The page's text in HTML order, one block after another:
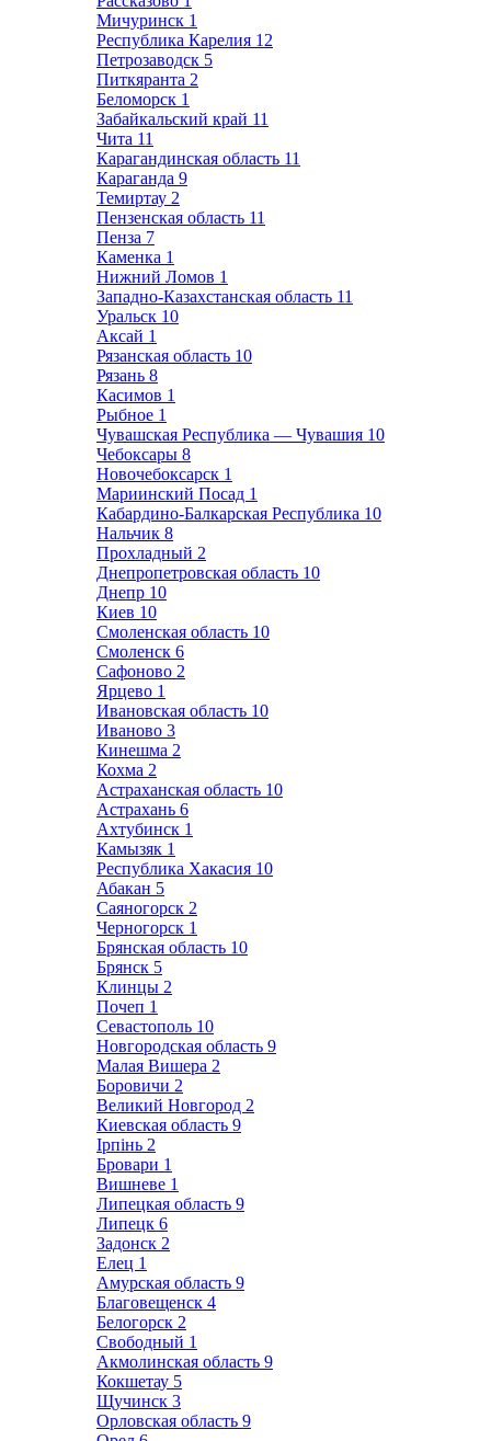
Мичуринск 1
Республика Карелия 12
Петрозаводск 5
Питкяранта 2
Беломорск 1
Забайкальский край 11
Чита 11
Карагандинская область 11
Караганда 9
Темиртау 2
Пензенская область 11
Пенза 7
Каменка 1
Нижний Ломов 1
Западно-Казахстанская область 11
Уральск 10
Аксай 1
Рязанская область 10
Рязань 8
Касимов 1
Рыбное 1
Чувашская Республика — Чувашия 10
Чебоксары 8
Новочебоксарск 1
Мариинский Посад 1
Кабардино-Балкарская Республика 10
Нальчик 8
Прохладный 2
Днепропетровская область 10
Днепр 10
Киев 10
Смоленская область 10
Смоленск 6
Сафоново 2
Ярцево 1
Ивановская область 10
Иваново 3
Кинешма 2
Кохма 2
Астраханская область 10
Астрахань 6
Ахтубинск 1
Камызяк 1
Республика Хакасия 10
Абакан 5
Саяногорск 2
Черногорск 1
Брянская область 10
Брянск 5
Клинцы 2
Почеп 1
Севастополь 10
Новгородская область 9
Малая Вишера 2
Боровичи 2
Великий Новгород 2
Киевская область 9
Ірпінь 2
Бровари 1
Вишневе 1
Липецкая область 9
Липецк 6
Задонск 2
Елец 1
Амурская область 9
Благовещенск 4
Белогорск 2
Свободный 1
Акмолинская область 9
Кокшетау 5
Щучинск 3
Орловская область 9